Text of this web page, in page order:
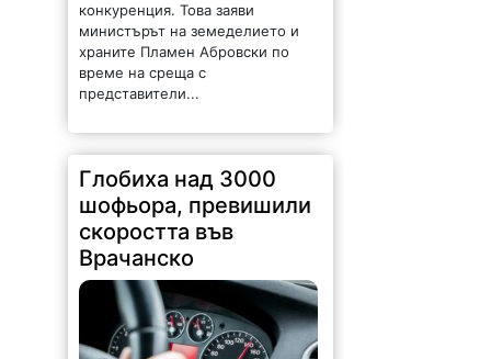
министърът на земеделието и
храните Пламен Абровски по
време на среща с
представители...
Глобиха над 3000
шофьора, превишили
скоростта във
Врачанско